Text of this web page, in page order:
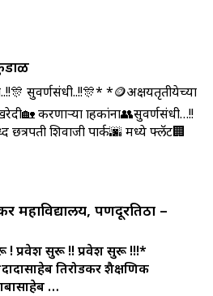
सुवर्णसंधी..!!🎊* *🪙अक्षयतृतीयेच्या
करणार्‍या ग्राहकांना👥सुवर्णसंधी…!!
शिवाजी पार्क🌆 मध्ये फ्लॅट🏢
महाविद्यालय, पणदूरतिठा –
! प्रवेश सुरू !! प्रवेश सुरू !!!*
तिरोडकर शैक्षणिक
…